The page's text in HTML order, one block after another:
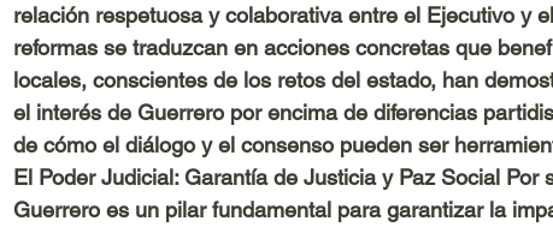
relación respetuosa y colaborativa entre el Ejecutivo y
reformas se traduzcan en acciones concretas que
locales, conscientes de los retos del estado, han
el interés de Guerrero por encima de diferencias
de cómo el diálogo y el consenso pueden ser
El Poder Judicial: Garantía de Justicia y Paz Social Por
Guerrero es un pilar fundamental para garantizar la